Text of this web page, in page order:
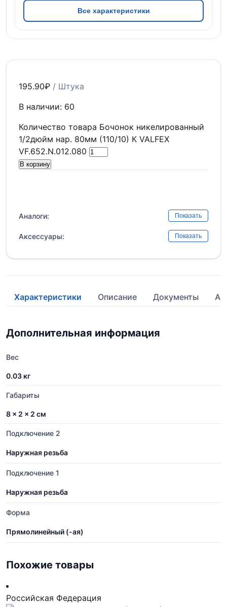
Все характеристики
195.90₽ / Штука
В наличии: 60
Количество товара Бочонок никелированный
1/2дюйм нар. 80мм (110/10) К VALFEX
VF.652.N.012.080
В корзину
Аналоги: Показать
Аксессуары: Показать
Характеристики Описание Документы
Дополнительная информация
Вес
0.03 кг
Габариты
8 × 2 × 2 см
Подключение 2
Наружная резьба
Подключение 1
Наружная резьба
Форма
Прямолинейный (-ая)
Похожие товары
Российская Федерация